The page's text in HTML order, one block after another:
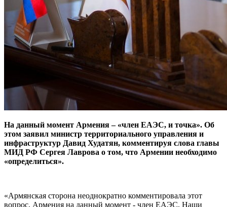
На данный момент Армения – «член ЕАЭС, и точка». Об
этом заявил министр территориального управления и
инфраструктур Давид Худатян, комментируя слова главы
МИД РФ Сергея Лаврова о том, что Армении необходимо
«определиться».
«Армянская сторона неоднократно комментировала этот
вопрос. Армения на данный момент - член ЕАЭС. Наши